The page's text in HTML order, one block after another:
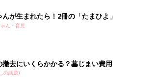
んが生まれたら！2冊の「たまひよ」
ん・育児
撤去にいくらかかる？墓じまい費用
の話題)